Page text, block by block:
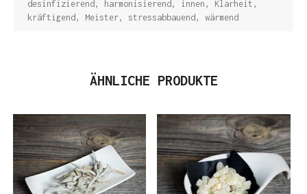
desinfizierend , harmonisierend , innen , Klarheit ,
kräftigend , Meister, stressabbauend , wärmend
ÄHNLICHE PRODUKTE